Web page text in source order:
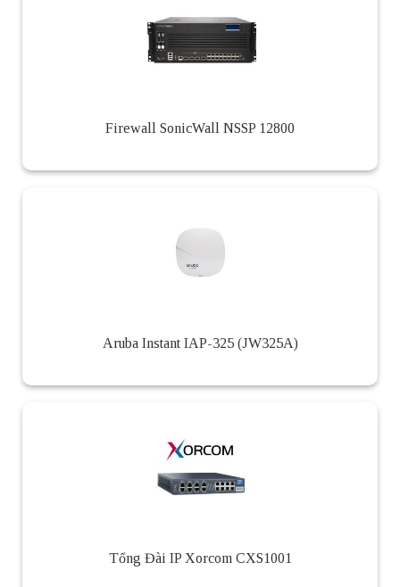
Firewall SonicWall NSSP 12800
Aruba Instant IAP-325 (JW325A)
Tổng Đài IP Xorcom CXS1001